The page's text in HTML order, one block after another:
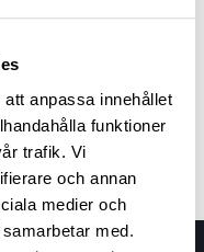
anpassa innehållet
funktioner
trafik. Vi
och annan
medier och
med.